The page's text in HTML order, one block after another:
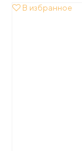
В избранное